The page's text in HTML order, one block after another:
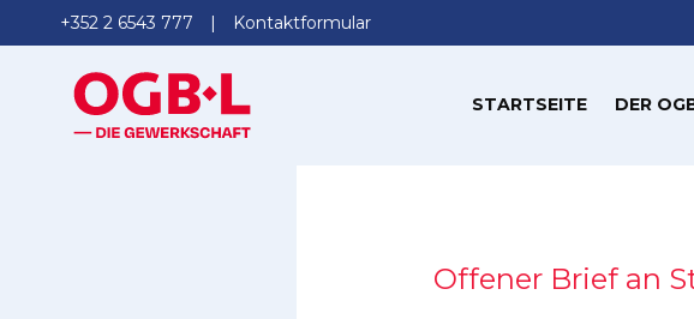
+352 2 6543 777 Kontaktformular
STARTSEITE DER
Offener Brief an